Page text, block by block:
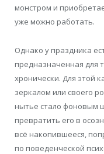
монстром и
уже можно работать.
Однако у праздника
предназначенная для
хронически. Для этой
зеркалом или своего
нытье стало фоновым
превратить его в
всё накопившееся,
по поведенческой